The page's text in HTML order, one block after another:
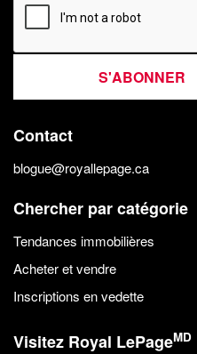
S'ABONNER
Contact
blogue@royallepage.ca
Chercher par catégorie
Tendances immobilières
Acheter et vendre
Inscriptions en vedette
Visitez Royal LePageMD